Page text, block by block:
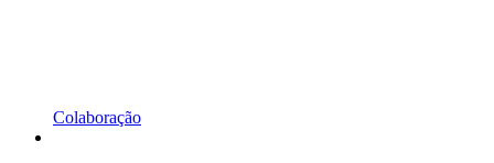
Colaboração